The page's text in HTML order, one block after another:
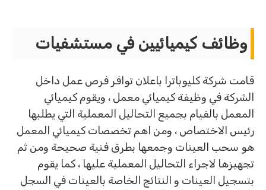
وظائف كيميائيين في مستشفيات
قامت شركة كليوباترا باعلان توافر فرص عمل داخل
الشركة في وظيفة كيميائي معمل ، ويقوم كيميائي
المعمل بالقيام بجميع التحاليل المعملية التي يطلبها
رئيس الاختصاص ، ومن اهم تخصصات كيميائي المعمل
هو سحب العينات وجمعها بطرق فنية صحيحة ومن ثم
تجهيزها لاجراء التحاليل المعملية عليها ، كما يقوم
بتسجيل العينات و النتائج الخاصة بالعينات في السجل